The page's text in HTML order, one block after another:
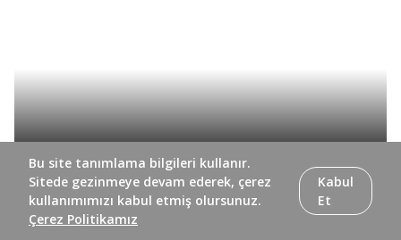
Tarih Söyleşileri'nin 279. bölümünde Prof. Dr. Mehmet
İpşirli ve Dr. Coşkun Yılmaz, yazar Beşir Ayvazoğlu ile
Bu site tanımlama bilgileri kullanır.
Sitede gezinmeye devam ederek, çerez
kullanımımızı kabul etmiş olursunuz.
Çerez Politikamız
Kabul
Et